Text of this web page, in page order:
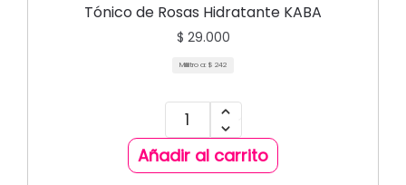
Tónico de Rosas Hidratante KABA
$ 29.000
Mililitro a: $ 242
Añadir al carrito